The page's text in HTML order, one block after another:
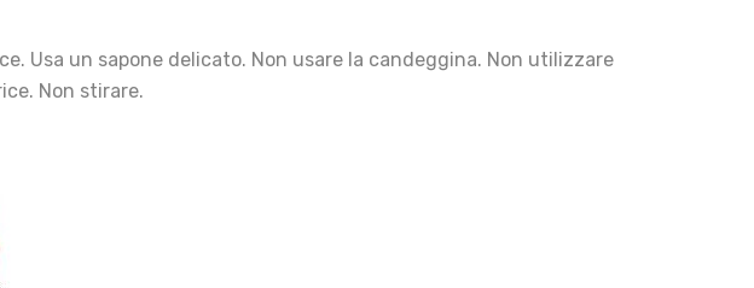
Usa un sapone delicato. Non usare la candeggina. Non utilizzare
Non stirare.